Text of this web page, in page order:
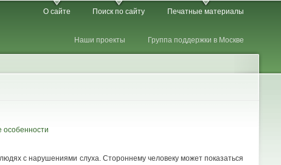
О сайте Поиск по сайту Печатные материалы
Наши проекты Группа поддержки в Москве
особенности
с нарушениями слуха. Стороннему человеку может показаться